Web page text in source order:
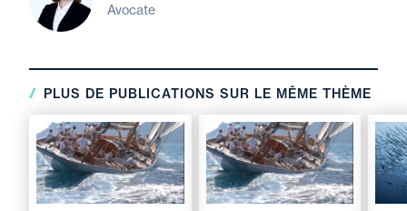
Avocate
PLUS DE PUBLICATIONS SUR LE MÊME THÈME